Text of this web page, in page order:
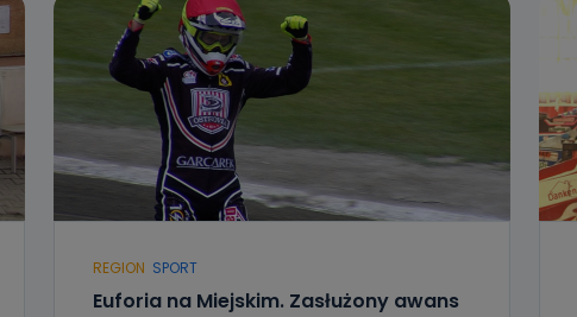
REGION SPORT
Euforia na Miejskim. Zasłużony awans